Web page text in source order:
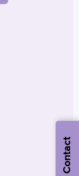
Contact